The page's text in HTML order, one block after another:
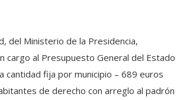
del Ministerio de la Presidencia,
al Presupuesto General del Estado
cantidad fija por municipio – 689 euros
de derecho con arreglo al padrón